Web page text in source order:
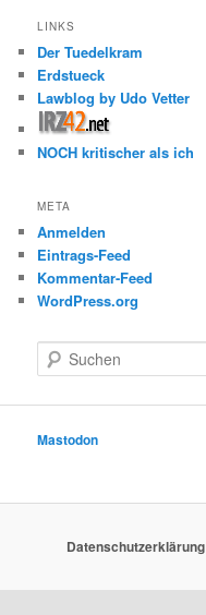
LINKS
Der Tuedelkram
Erdstueck
Lawblog by Udo Vetter
NOCH kritischer als ich
META
Anmelden
Eintrags-Feed
Kommentar-Feed
WordPress.org
u
e
Mastodon
Datenschutzerklärung